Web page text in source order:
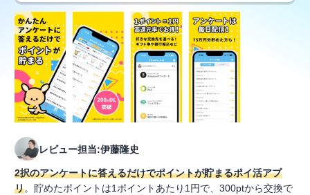
レビュー担当:伊藤隆史
2択のアンケートに答えるだけでポイントが貯まるポイ活アプ
リ。貯めたポイントは1ポイントあたり1円で、300ptから交換で